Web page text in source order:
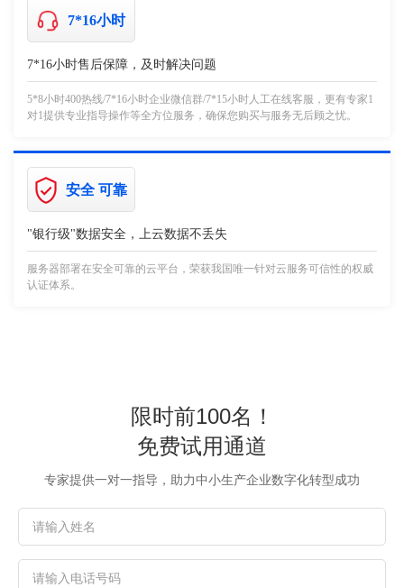
7*16小时
7*16小时售后保障，及时解决问题
5*8小时400热线/7*16小时企业微信群/7*15小时人工在线客服，更有专家1
对1提供专业指导操作等全方位服务，确保您购买与服务无后顾之忧。
安全 可靠
"银行级"数据安全，上云数据不丢失
服务器部署在安全可靠的云平台，荣获我国唯一针对云服务可信性的权威
认证体系。
限时前100名！
免费试用通道
专家提供一对一指导，助力中小生产企业数字化转型成功